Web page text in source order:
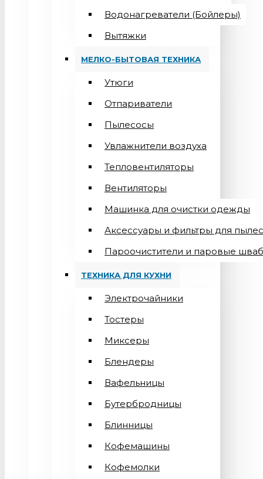
Водонагреватели (Бойлеры)
Вытяжки
МЕЛКО-БЫТОВАЯ ТЕХНИКА
Утюги
Отпариватели
Пылесосы
Увлажнители воздуха
Тепловентиляторы
Вентиляторы
Машинка для очистки одежды
Аксессуары и фильтры для
Пароочистители и паровые
ТЕХНИКА ДЛЯ КУХНИ
Электрочайники
Тостеры
Миксеры
Блендеры
Вафельницы
Бутербродницы
Блинницы
Кофемашины
Кофемолки